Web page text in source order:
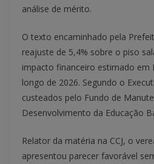
análise de mérito.
O texto encaminhado pela
reajuste de 5,4% sobre o piso
impacto financeiro estimado em
longo de 2026. Segundo o
custeados pelo Fundo de
Desenvolvimento da Educação
Relator da matéria na CCJ, o
apresentou parecer favorável